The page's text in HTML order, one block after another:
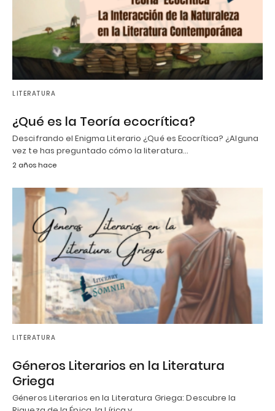
LITERATURA
¿Qué es la Teoría ecocrítica?
Descifrando el Enigma Literario ¿Qué es Ecocrítica? ¿Alguna
vez te has preguntado cómo la literatura…
2 años hace
LITERATURA
Géneros Literarios en la Literatura
Griega
Géneros Literarios en la Literatura Griega: Descubre la